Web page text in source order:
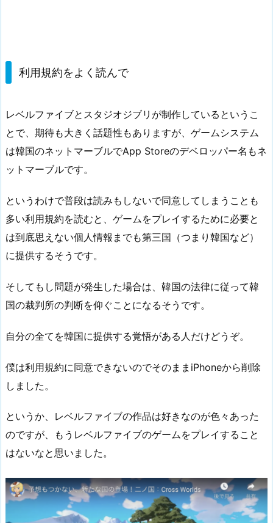
利用規約をよく読んで
レベルファイブとスタジオジブリが制作しているというこ
とで、期待も大きく話題性もありますが、ゲームシステム
は韓国のネットマーブルでApp Storeのデベロッパー名もネ
ットマーブルです。
というわけで普段は読みもしないで同意してしまうことも
多い利用規約を読むと、ゲームをプレイするために必要と
は到底思えない個人情報までも第三国（つまり韓国など）
に提供するそうです。
そしてもし問題が発生した場合は、韓国の法律に従って韓
国の裁判所の判断を仰ぐことになるそうです。
自分の全てを韓国に提供する覚悟がある人だけどうぞ。
僕は利用規約に同意できないのでそのままiPhoneから削除
しました。
というか、レベルファイブの作品は好きなのが色々あった
のですが、もうレベルファイブのゲームをプレイすること
はないなと思いました。